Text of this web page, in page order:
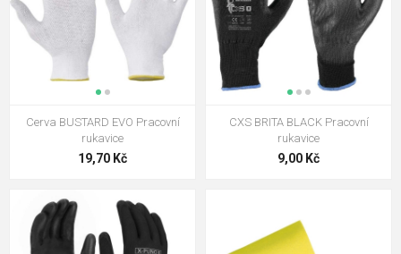
Cerva BUSTARD EVO Pracovní
rukavice
19,70 Kč
CXS BRITA BLACK Pracovní
rukavice
9,00 Kč